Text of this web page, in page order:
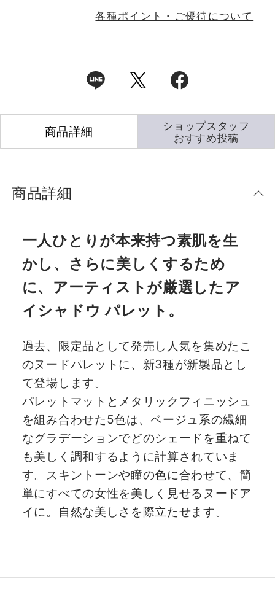
各種ポイント・ご優待について
商品詳細
商品詳細
一人ひとりが本来持つ素肌を生
かし、さらに美しくするため
に、アーティストが厳選したア
イシャドウ パレット。
過去、限定品として発売し人気を集めたこ
のヌードパレットに、新3種が新製品とし
て登場します。
パレットマットとメタリックフィニッシュ
を組み合わせた5色は、ベージュ系の繊細
なグラデーションでどのシェードを重ねて
も美しく調和するように計算されていま
す。スキントーンや瞳の色に合わせて、簡
単にすべての女性を美しく見せるヌードア
イに。自然な美しさを際立たせます。
ショップスタッフ
おすすめ投稿